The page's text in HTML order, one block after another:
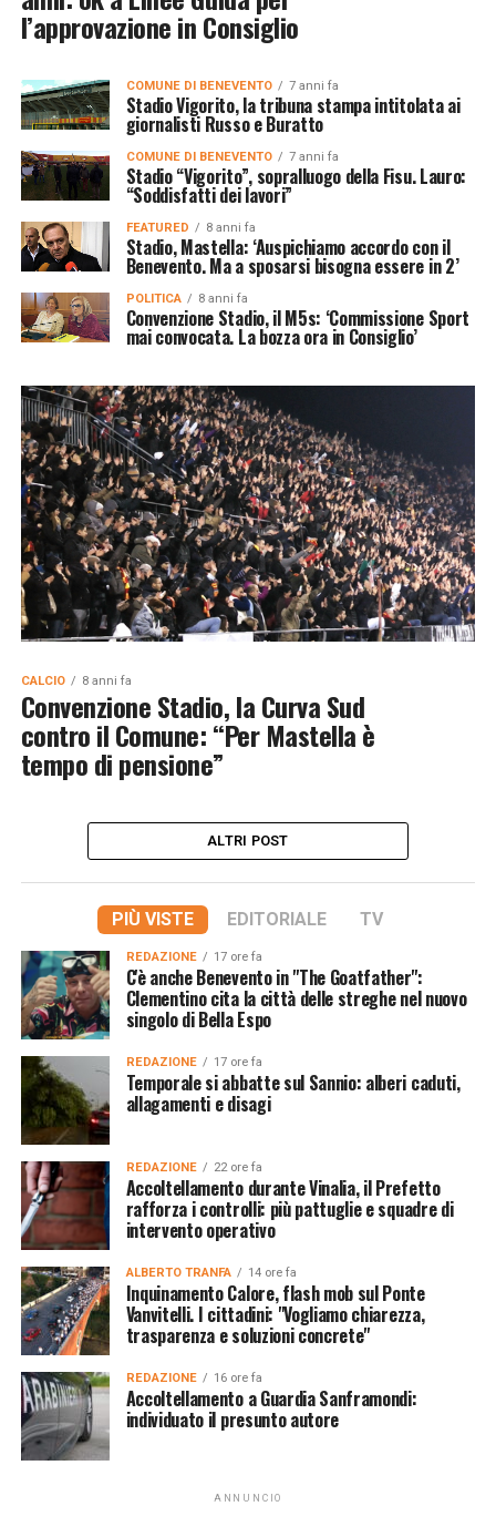
l’approvazione in Consiglio
COMUNE DI BENEVENTO 7 anni fa
Stadio Vigorito, la tribuna stampa intitolata ai
giornalisti Russo e Buratto
COMUNE DI BENEVENTO 7 anni fa
Stadio “Vigorito”, sopralluogo della Fisu. Lauro:
“Soddisfatti dei lavori”
FEATURED 8 anni fa
Stadio, Mastella: ‘Auspichiamo accordo con il
Benevento. Ma a sposarsi bisogna essere in 2’
POLITICA 8 anni fa
Convenzione Stadio, il M5s: ‘Commissione Sport
mai convocata. La bozza ora in Consiglio’
CALCIO 8 anni fa
Convenzione Stadio, la Curva Sud
contro il Comune: “Per Mastella è
tempo di pensione”
ALTRI POST
PIÙ VISTE EDITORIALE TV
REDAZIONE 17 ore fa
C'è anche Benevento in "The Goatfather":
Clementino cita la città delle streghe nel nuovo
singolo di Bella Espo
REDAZIONE 17 ore fa
Temporale si abbatte sul Sannio: alberi caduti,
allagamenti e disagi
REDAZIONE 22 ore fa
Accoltellamento durante Vinalia, il Prefetto
rafforza i controlli: più pattuglie e squadre di
intervento operativo
ALBERTO TRANFA 14 ore fa
Inquinamento Calore, flash mob sul Ponte
Vanvitelli. I cittadini: "Vogliamo chiarezza,
trasparenza e soluzioni concrete"
REDAZIONE 16 ore fa
Accoltellamento a Guardia Sanframondi:
individuato il presunto autore
ANNUNCIO